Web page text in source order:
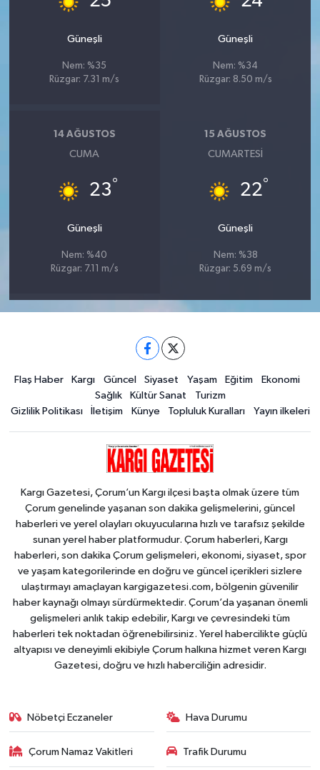
Güneşli
Nem: %35
Rüzgar: 7.31 m/s
Güneşli
Nem: %34
Rüzgar: 8.50 m/s
14 AĞUSTOS
CUMA
23°
Güneşli
Nem: %40
Rüzgar: 7.11 m/s
15 AĞUSTOS
CUMARTESI
22°
Güneşli
Nem: %38
Rüzgar: 5.69 m/s
Flaş Haber Kargı Güncel Siyaset Yaşam Eğitim
Ekonomi
Sağlık
Kültür Sanat
Turizm
Gizlilik Politikası
İletişim Künye Topluluk Kuralları Yayın ilkeleri
Kargı Gazetesi, Çorum’un Kargı ilçesi başta olmak üzere tüm
Çorum genelinde yaşanan son dakika gelişmelerini, güncel
haberleri ve yerel olayları okuyucularına hızlı ve tarafsız şekilde
sunan yerel haber platformudur. Çorum haberleri, Kargı
haberleri, son dakika Çorum gelişmeleri, ekonomi, siyaset, spor
ve yaşam kategorilerinde en doğru ve güncel içerikleri sizlere
ulaştırmayı amaçlayan kargigazetesi.com, bölgenin güvenilir
haber kaynağı olmayı sürdürmektedir. Çorum’da yaşanan önemli
gelişmeleri anlık takip edebilir, Kargı ve çevresindeki tüm
haberleri tek noktadan öğrenebilirsiniz. Yerel habercilikte güçlü
altyapısı ve deneyimli ekibiyle Çorum halkına hizmet veren Kargı
Gazetesi, doğru ve hızlı haberciliğin adresidir.
Nöbetçi Eczaneler Hava Durumu
Çorum Namaz Vakitleri Trafik Durumu